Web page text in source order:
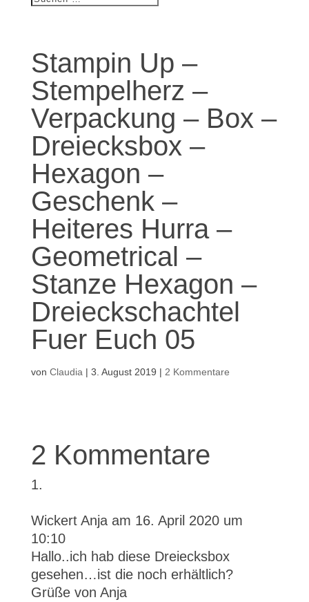
Stampin Up –
Stempelherz –
Verpackung – Box –
Dreiecksbox –
Hexagon –
Geschenk –
Heiteres Hurra –
Geometrical –
Stanze Hexagon –
Dreieckschachtel
Fuer Euch 05
von Claudia | 3. August 2019 | 2 Kommentare
2 Kommentare
Wickert Anja am 16. April 2020 um
10:10
Hallo..ich hab diese Dreiecksbox
gesehen…ist die noch erhältlich?
Grüße von Anja